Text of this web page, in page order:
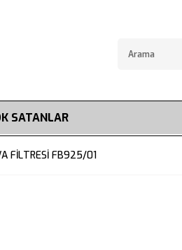
SATANLAR
FİLTRESİ FB925/01